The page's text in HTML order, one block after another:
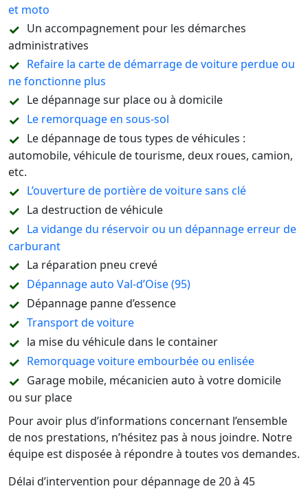
et moto
Un accompagnement pour les démarches
administratives
Refaire la carte de démarrage de voiture perdue ou
ne fonctionne plus
Le dépannage sur place ou à domicile
Le remorquage en sous-sol
Le dépannage de tous types de véhicules :
automobile, véhicule de tourisme, deux roues, camion,
etc.
L’ouverture de portière de voiture sans clé
La destruction de véhicule
La vidange du réservoir ou un dépannage erreur de
carburant
La réparation pneu crevé
Dépannage auto Val-d’Oise (95)
Dépannage panne d’essence
Transport de voiture
la mise du véhicule dans le container
Remorquage voiture embourbée ou enlisée
Garage mobile, mécanicien auto à votre domicile
ou sur place
Pour avoir plus d’informations concernant l’ensemble
de nos prestations, n’hésitez pas à nous joindre. Notre
équipe est disposée à répondre à toutes vos demandes.
Délai d’intervention pour dépannage de 20 à 45